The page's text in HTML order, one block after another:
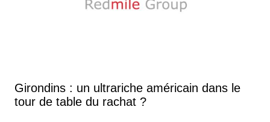
Girondins : un ultrariche américain dans le
tour de table du rachat ?